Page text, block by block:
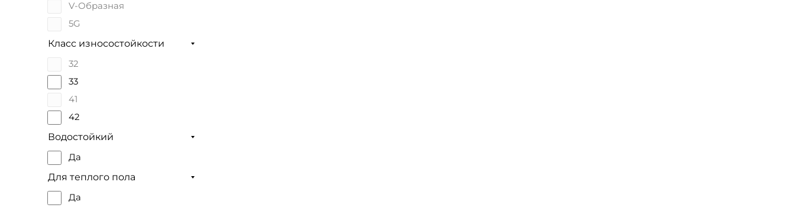
V-Образная
5G
Класс износостойкости
32
33
41
42
Водостойкий
Да
Для теплого пола
Да